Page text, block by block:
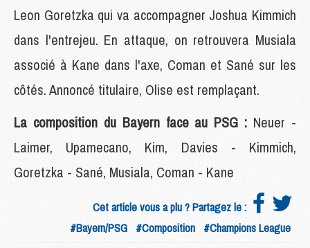
Leon Goretzka qui va accompagner Joshua Kimmich
dans l'entrejeu. En attaque, on retrouvera Musiala
associé à Kane dans l'axe, Coman et Sané sur les
côtés. Annoncé titulaire, Olise est remplaçant.
La composition du Bayern face au PSG : Neuer -
Laimer, Upamecano, Kim, Davies - Kimmich,
Goretzka - Sané, Musiala, Coman - Kane
Cet article vous a plu ? Partagez le :
#Bayern/PSG #Composition #Champions League